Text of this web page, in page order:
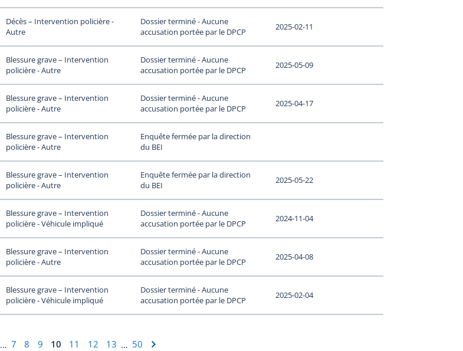
Décès – Intervention policière -
Autre
Dossier terminé - Aucune
accusation portée par le DPCP
2025-02-11
Blessure grave – Intervention
policière - Autre
Dossier terminé - Aucune
accusation portée par le DPCP
2025-05-09
Blessure grave – Intervention
policière - Autre
Dossier terminé - Aucune
accusation portée par le DPCP
2025-04-17
Blessure grave – Intervention
policière - Autre
Enquête fermée par la direction
du BEI
Blessure grave – Intervention
policière - Autre
Enquête fermée par la direction
du BEI
2025-05-22
Blessure grave – Intervention
policière - Véhicule impliqué
Dossier terminé - Aucune
accusation portée par le DPCP
2024-11-04
Blessure grave – Intervention
policière - Autre
Dossier terminé - Aucune
accusation portée par le DPCP
2025-04-08
Blessure grave – Intervention
policière - Véhicule impliqué
Dossier terminé - Aucune
accusation portée par le DPCP
2025-02-04
… 7 8 9 10 11 12 13 … 50